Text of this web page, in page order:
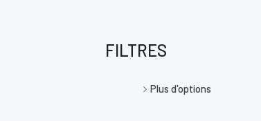
FILTRES
Plus d'options